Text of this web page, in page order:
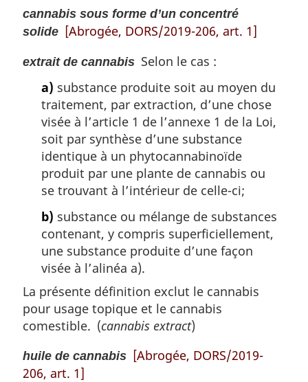
cannabis sous forme d’un concentré
solide [Abrogée, DORS/2019-206, art. 1]
extrait de cannabis Selon le cas :
a) substance produite soit au moyen du
traitement, par extraction, d’une chose
visée à l’article 1 de l’annexe 1 de la Loi,
soit par synthèse d’une substance
identique à un phytocannabinoïde
produit par une plante de cannabis ou
se trouvant à l’intérieur de celle-ci;
b) substance ou mélange de substances
contenant, y compris superficiellement,
une substance produite d’une façon
visée à l’alinéa a).
La présente définition exclut le cannabis
pour usage topique et le cannabis
comestible. (cannabis extract)
huile de cannabis [Abrogée, DORS/2019-
206, art. 1]